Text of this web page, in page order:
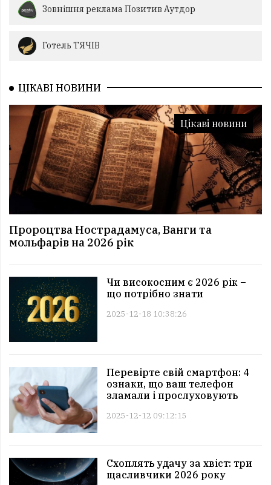
Зовнішня реклама Позитив Аутдор
Готель ТЯЧІВ
ЦІКАВІ НОВИНИ
Цікаві новини
Пророцтва Нострадамуса, Ванги та
мольфарів на 2026 рік
Чи високосним є 2026 рік –
що потрібно знати
2025-12-18 10:38:26
Перевірте свій смартфон: 4
ознаки, що ваш телефон
зламали і прослуховують
2025-12-12 09:12:15
Схоплять удачу за хвіст: три
щасливчики 2026 року